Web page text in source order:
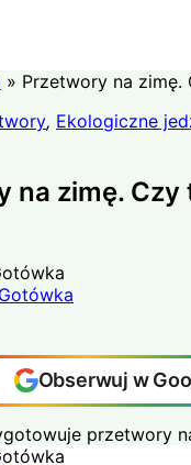
» Przetwory na zimę.
, Ekologiczne
na zimę. Czy
Obserwuj w